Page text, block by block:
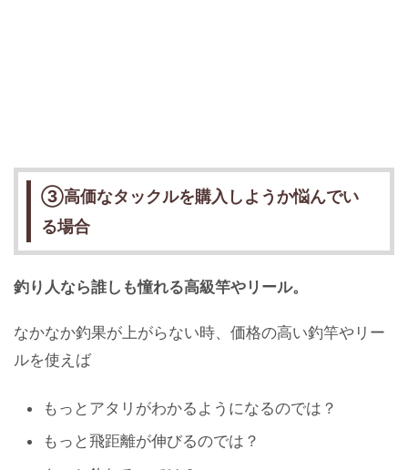
③高価なタックルを購入しようか悩んでい
る場合
釣り人なら誰しも憧れる高級竿やリール。
なかなか釣果が上がらない時、価格の高い釣竿やリー
ルを使えば
もっとアタリがわかるようになるのでは？
もっと飛距離が伸びるのでは？